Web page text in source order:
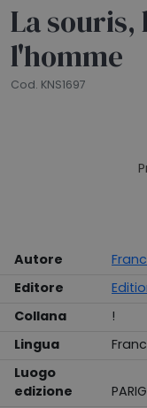
La souris,
l'homme
Cod. KNS1697
Autore
Editore
Collana
!
Lingua
Luogo
edizione